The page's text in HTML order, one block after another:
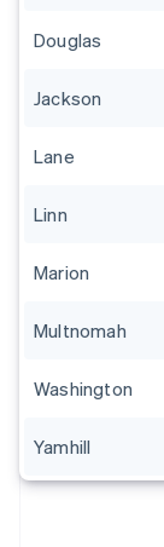
Douglas
Jackson
Lane
Linn
Marion
Multnomah
Washington
Yamhill